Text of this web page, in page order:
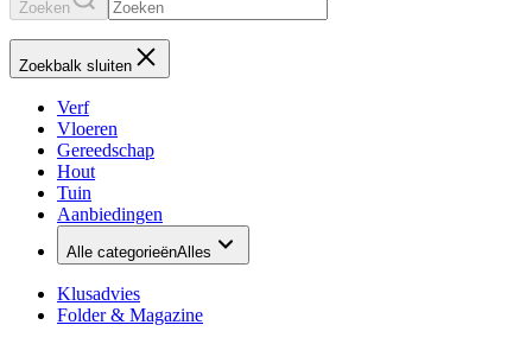
Zoeken
Zoekbalk sluiten
Verf
Vloeren
Gereedschap
Hout
Tuin
Aanbiedingen
Alle categorieënAlles
Klusadvies
Folder & Magazine